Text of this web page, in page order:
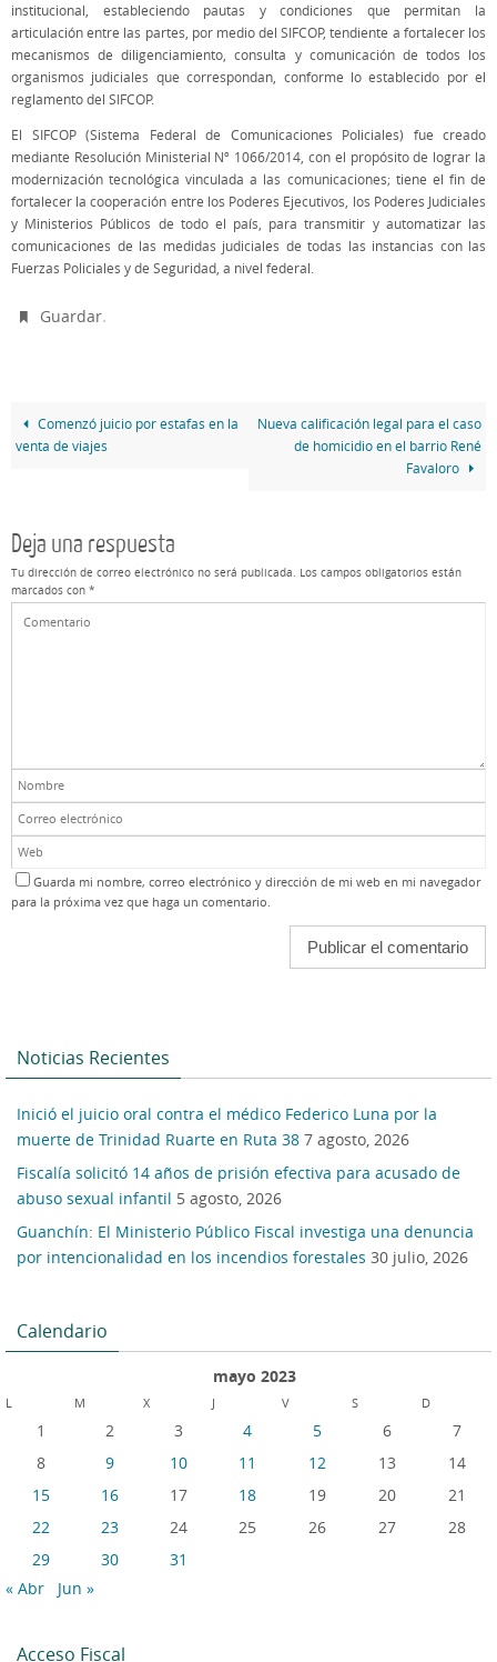
institucional, estableciendo pautas y condiciones que permitan la
articulación entre las partes, por medio del SIFCOP, tendiente a fortalecer los
mecanismos de diligenciamiento, consulta y comunicación de todos los
organismos judiciales que correspondan, conforme lo establecido por el
reglamento del SIFCOP.
El SIFCOP (Sistema Federal de Comunicaciones Policiales) fue creado
mediante Resolución Ministerial Nº 1066/2014, con el propósito de lograr la
modernización tecnológica vinculada a las comunicaciones; tiene el fin de
fortalecer la cooperación entre los Poderes Ejecutivos, los Poderes Judiciales
y Ministerios Públicos de todo el país, para transmitir y automatizar las
comunicaciones de las medidas judiciales de todas las instancias con las
Fuerzas Policiales y de Seguridad, a nivel federal.
Guardar.
Comenzó juicio por estafas en la
venta de viajes
Nueva calificación legal para el caso
de homicidio en el barrio René
Favaloro
Deja una respuesta
Tu dirección de correo electrónico no será publicada. Los campos obligatorios están
marcados con *
Guarda mi nombre, correo electrónico y dirección de mi web en mi navegador
para la próxima vez que haga un comentario.
Noticias Recientes
Inició el juicio oral contra el médico Federico Luna por la
muerte de Trinidad Ruarte en Ruta 38 7 agosto, 2026
Fiscalía solicitó 14 años de prisión efectiva para acusado de
abuso sexual infantil 5 agosto, 2026
Guanchín: El Ministerio Público Fiscal investiga una denuncia
por intencionalidad en los incendios forestales 30 julio, 2026
Calendario
mayo 2023
L M X J V S D
1 2 3 4 5 6
7
8
9 10 11 12 13
14
15
16 17 18 19 20
21
22
23 24 25 26 27
28
29
30
31
« Abr
Jun »
Acceso Fiscal